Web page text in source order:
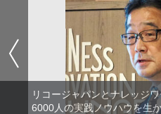
リコージャパンとナレッジ
6000人の実践ノウハウを生